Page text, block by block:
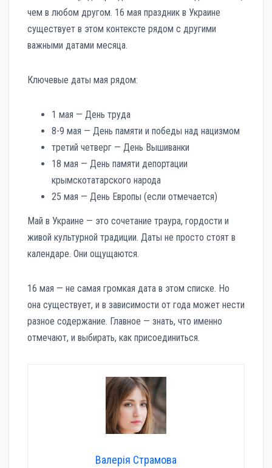
чем в любом другом. 16 мая праздник в Украине
существует в этом контексте рядом с другими
важными датами месяца.
Ключевые даты мая рядом:
1 мая — День труда
8-9 мая — День памяти и победы над нацизмом
третий четверг — День Вышиванки
18 мая — День памяти депортации
крымскотатарского народа
25 мая — День Европы (если отмечается)
Май в Украине — это сочетание траура, гордости и
живой культурной традиции. Даты не просто стоят в
календаре. Они ощущаются.
16 мая — не самая громкая дата в этом списке. Но
она существует, и в зависимости от года может нести
разное содержание. Главное — знать, что именно
отмечают, и выбирать, как присоединиться.
Валерія Страмова